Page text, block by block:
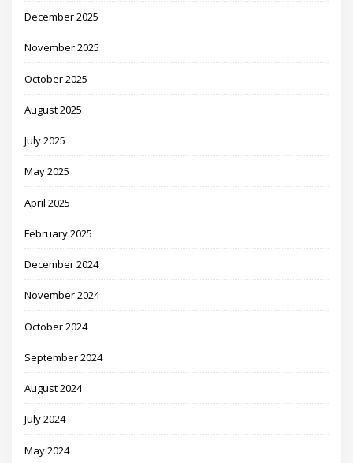
December 2025
November 2025
October 2025
August 2025
July 2025
May 2025
April 2025
February 2025
December 2024
November 2024
October 2024
September 2024
August 2024
July 2024
May 2024